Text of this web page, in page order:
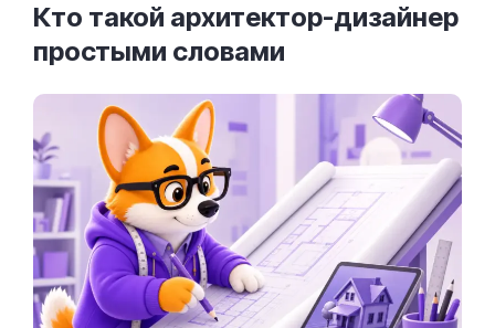
Кто такой архитектор-дизайнер
простыми словами